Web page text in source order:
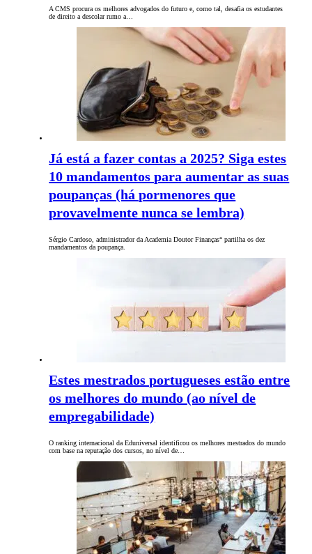
A CMS procura os melhores advogados do futuro e, como tal, desafia os estudantes
de direito a descolar rumo a…
Já está a fazer contas a 2025? Siga estes
10 mandamentos para aumentar as suas
poupanças (há pormenores que
provavelmente nunca se lembra)
Sérgio Cardoso, administrador da Academia Doutor Finanças“ partilha os dez
mandamentos da poupança.
Estes mestrados portugueses estão entre
os melhores do mundo (ao nível de
empregabilidade)
O ranking internacional da Eduniversal identificou os melhores mestrados do mundo
com base na reputação dos cursos, no nível de…